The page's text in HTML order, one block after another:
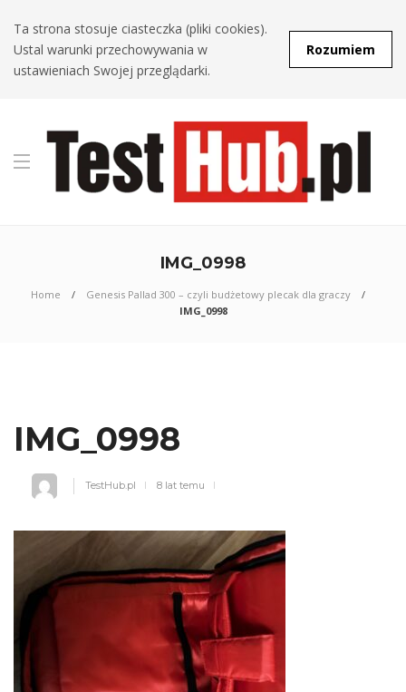
Ta strona stosuje ciasteczka (pliki cookies).
Ustal warunki przechowywania w
ustawieniach Swojej przeglądarki.
Rozumiem
IMG_0998
Home
Genesis Pallad 300 – czyli budżetowy plecak dla graczy
IMG_0998
IMG_0998
TestHub.pl 8 lat temu